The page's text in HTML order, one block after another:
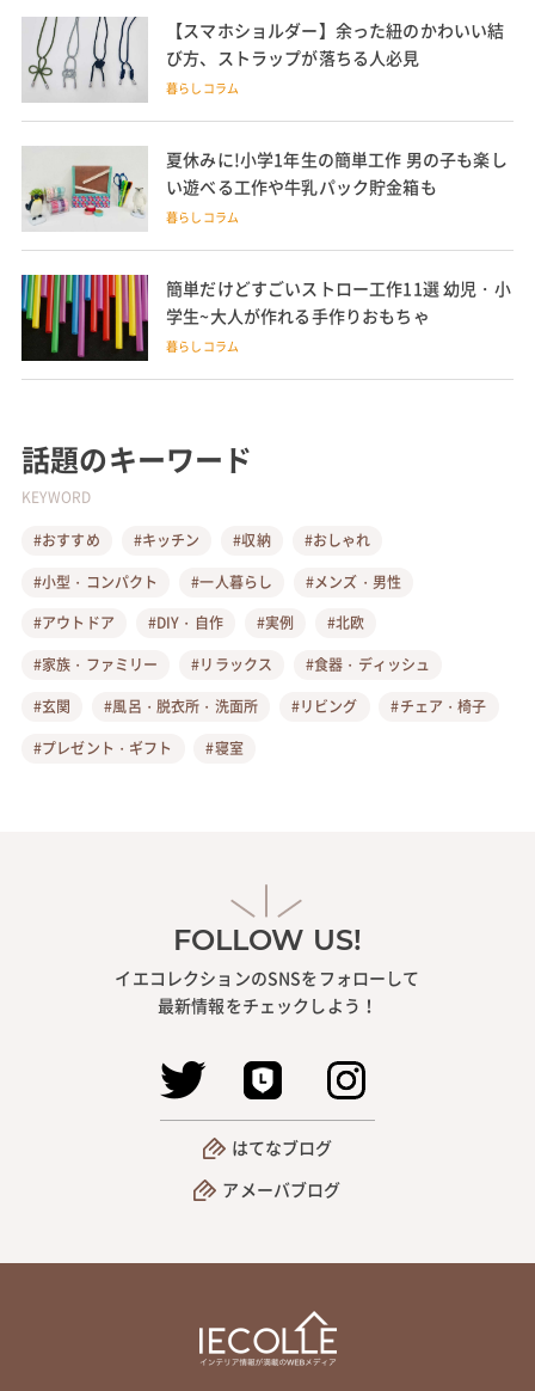
【スマホショルダー】余った紐のかわいい結
び方、ストラップが落ちる人必見
暮らしコラム
夏休みに!小学1年生の簡単工作 男の子も楽し
い遊べる工作や牛乳パック貯金箱も
暮らしコラム
簡単だけどすごいストロー工作11選 幼児・小
学生~大人が作れる手作りおもちゃ
暮らしコラム
話題のキーワード
KEYWORD
#おすすめ
#キッチン #収納
#おしゃれ
#小型・コンパクト
#一人暮らし
#メンズ・男性
#アウトドア
#DIY・自作 #実例
#北欧
#家族・ファミリー
#リラックス
#食器・ディッシュ
#玄関
#風呂・脱衣所・洗面所 #リビング
#チェア・椅子
#プレゼント・ギフト
#寝室
FOLLOW US!
イエコレクションのSNSをフォローして
最新情報をチェックしよう！
はてなブログ
アメーバブログ